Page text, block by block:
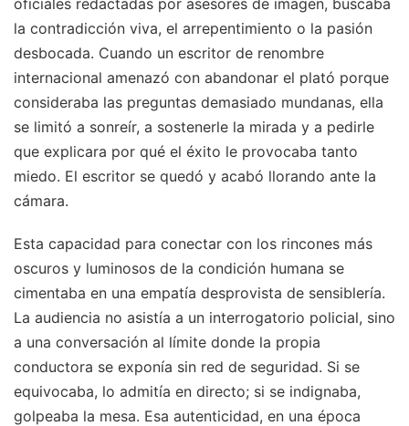
la contradicción viva, el arrepentimiento o la pasión
desbocada. Cuando un escritor de renombre
internacional amenazó con abandonar el plató porque
consideraba las preguntas demasiado mundanas, ella
se limitó a sonreír, a sostenerle la mirada y a pedirle
que explicara por qué el éxito le provocaba tanto
miedo. El escritor se quedó y acabó llorando ante la
cámara.
Esta capacidad para conectar con los rincones más
oscuros y luminosos de la condición humana se
cimentaba en una empatía desprovista de sensiblería.
La audiencia no asistía a un interrogatorio policial, sino
a una conversación al límite donde la propia
conductora se exponía sin red de seguridad. Si se
equivocaba, lo admitía en directo; si se indignaba,
golpeaba la mesa. Esa autenticidad, en una época